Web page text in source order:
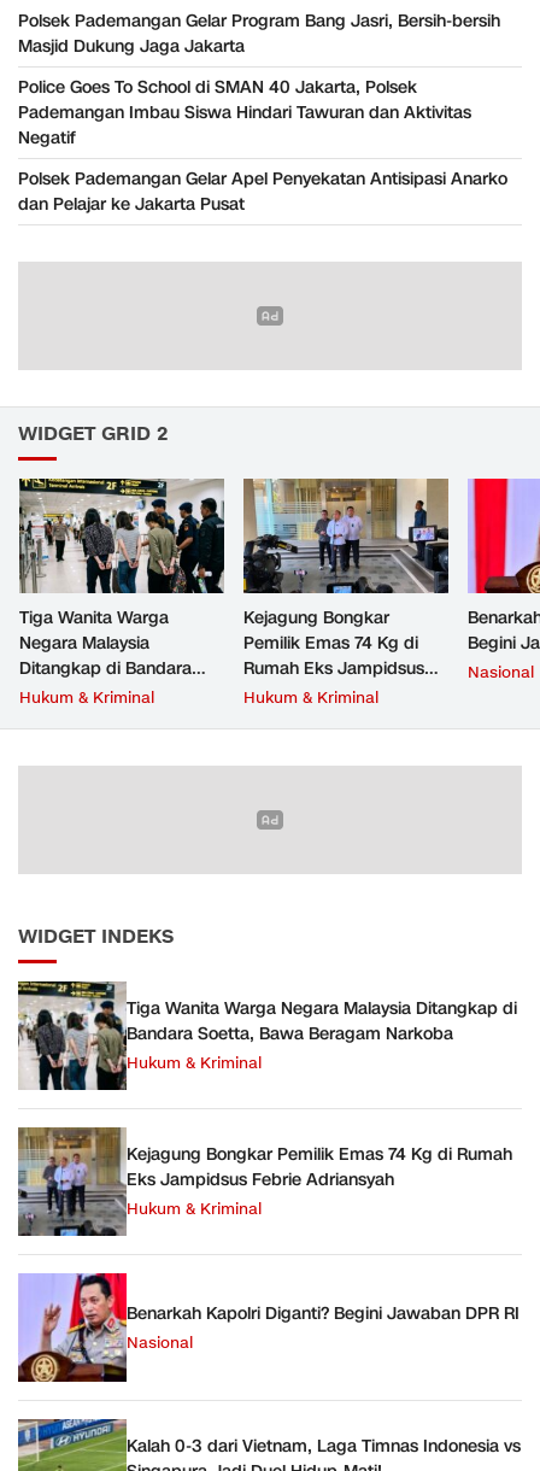
Polsek Pademangan Gelar Program Bang Jasri, Bersih-bersih
Masjid Dukung Jaga Jakarta
Police Goes To School di SMAN 40 Jakarta, Polsek
Pademangan Imbau Siswa Hindari Tawuran dan Aktivitas
Negatif
Polsek Pademangan Gelar Apel Penyekatan Antisipasi Anarko
dan Pelajar ke Jakarta Pusat
WIDGET GRID 2
Tiga Wanita Warga
Negara Malaysia
Ditangkap di Bandara
Soetta, Bawa Beragam
Hukum & Kriminal
Kejagung Bongkar
Pemilik Emas 74 Kg di
Rumah Eks Jampidsus
Febrie Adriansyah
Hukum & Kriminal
Begini
Nasional
WIDGET INDEKS
Tiga Wanita Warga Negara Malaysia Ditangkap di
Bandara Soetta, Bawa Beragam Narkoba
Hukum & Kriminal
Kejagung Bongkar Pemilik Emas 74 Kg di Rumah
Eks Jampidsus Febrie Adriansyah
Hukum & Kriminal
Benarkah Kapolri Diganti? Begini Jawaban DPR RI
Nasional
Kalah 0-3 dari Vietnam, Laga Timnas Indonesia vs